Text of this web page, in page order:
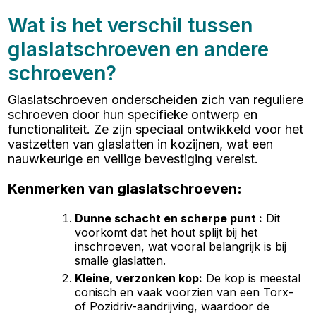
Wat is het verschil tussen
glaslatschroeven en andere
schroeven?
Glaslatschroeven onderscheiden zich van reguliere
schroeven door hun specifieke ontwerp en
functionaliteit. Ze zijn speciaal ontwikkeld voor het
vastzetten van glaslatten in kozijnen, wat een
nauwkeurige en veilige bevestiging vereist.
Kenmerken van glaslatschroeven:
Dunne schacht en scherpe punt : Dit
voorkomt dat het hout splijt bij het
inschroeven, wat vooral belangrijk is bij
smalle glaslatten.
Kleine, verzonken kop: De kop is meestal
conisch en vaak voorzien van een Torx-
of Pozidriv-aandrijving, waardoor de